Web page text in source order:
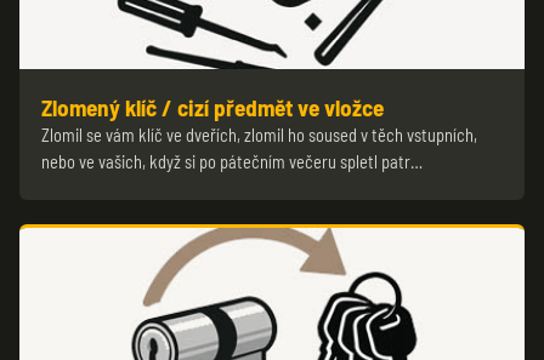
Zlomený klíč / cizí předmět ve vložce
Zlomil se vám klíč ve dveřích, zlomil ho soused v těch vstupních,
nebo ve vašich, když si po pátečním večeru spletl patr…